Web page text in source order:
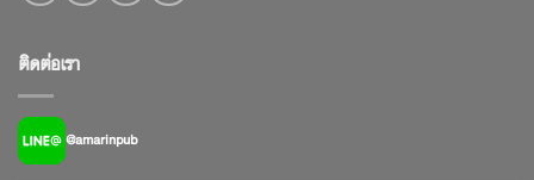
ติดต่อเรา
@amarinpub